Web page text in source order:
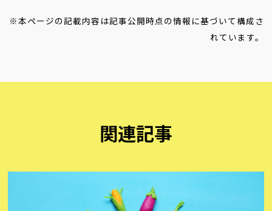
※本ページの記載内容は記事公開時点の情報に基づいて構成さ
れています。
関連記事